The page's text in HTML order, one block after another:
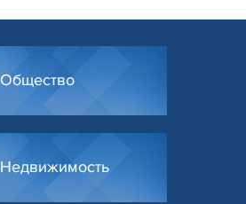
Общество
Недвижимость